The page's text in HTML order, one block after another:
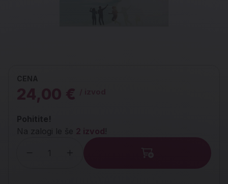
CENA
24,00 €
Pohitite!
Na zalogi le še 2 izvod !